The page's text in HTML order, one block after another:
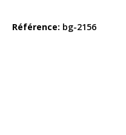
Référence bg-2156